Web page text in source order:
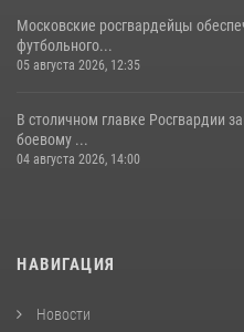
Московские росгвардейцы
футбольного...
05 августа 2026, 12:35
В столичном главке Росгвардии
боевому ...
04 августа 2026, 14:00
НАВИГАЦИЯ
Новости